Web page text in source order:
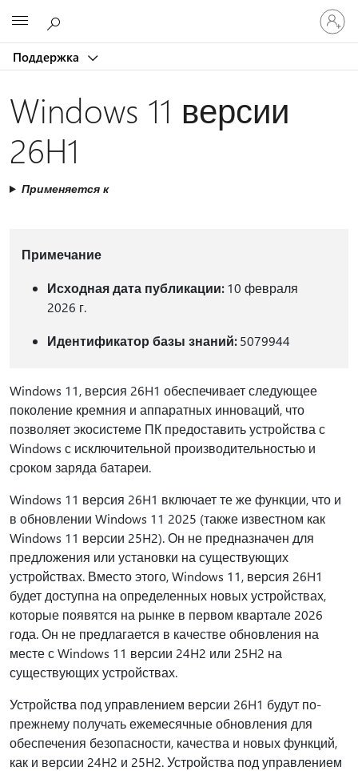
Поддержка
Windows 11 версии
26H1
Применяется к
Примечание
Исходная дата публикации:10 февраля
2026 г.
Идентификатор базы знаний:5079944
Windows 11, версия 26H1 обеспечивает следующее
поколение кремния и аппаратных инноваций, что
позволяет экосистеме ПК предоставить устройства с
Windows с исключительной производительностью и
сроком заряда батареи.
Windows 11 версия 26H1 включает те же функции, что и
в обновлении Windows 11 2025 (также известном как
Windows 11 версии 25H2). Он не предназначен для
предложения или установки на существующих
устройствах. Вместо этого, Windows 11, версия 26H1
будет доступна на определенных новых устройствах,
которые появятся на рынке в первом квартале 2026
года. Он не предлагается в качестве обновления на
месте с Windows 11 версии 24H2 или 25H2 на
существующих устройствах.
Устройства под управлением версии 26H1 будут по-
прежнему получать ежемесячные обновления для
обеспечения безопасности, качества и новых функций,
как и версии 24H2 и 25H2. Устройства под управлением